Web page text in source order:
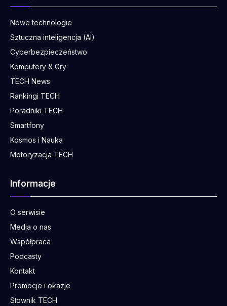
Nowe technologie
Sztuczna inteligencja (AI)
Cyberbezpieczeństwo
Komputery & Gry
TECH News
Rankingi TECH
Poradniki TECH
Smartfony
Kosmos i Nauka
Motoryzacja TECH
Informacje
O serwisie
Media o nas
Współpraca
Podcasty
Kontakt
Promocje i okazje
Słownik TECH